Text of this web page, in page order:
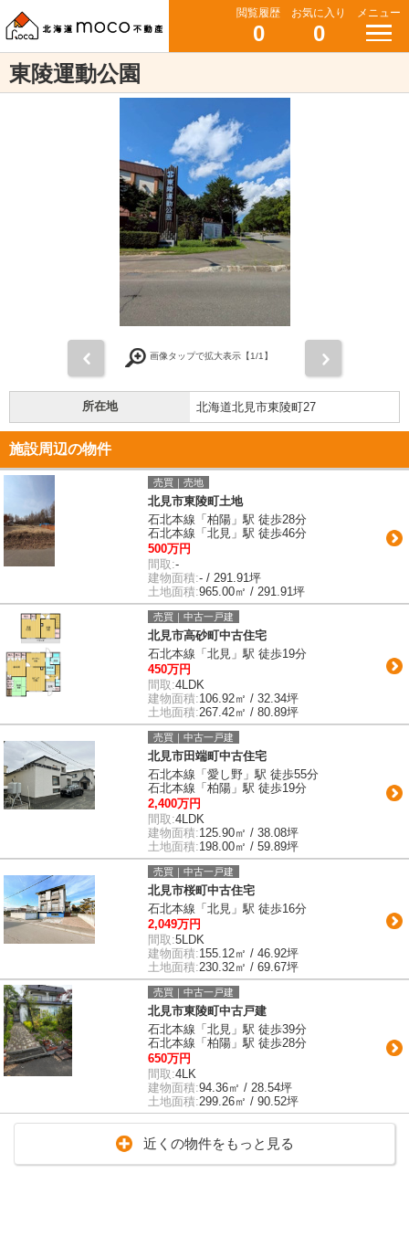
閲覧履歴
0
お気に入り
0
メニュー
東陵運動公園
画像タップで拡大表示【1/1】
所在地 北海道北見市東陵町27
施設周辺の物件
売買｜売地
北見市東陵町土地
石北本線「柏陽」駅 徒歩28分
石北本線「北見」駅 徒歩46分
500万円
間取:-
建物面積:- / 291.91坪
土地面積:965.00㎡ / 291.91坪
売買｜中古一戸建
北見市高砂町中古住宅
石北本線「北見」駅 徒歩19分
450万円
間取:4LDK
建物面積:106.92㎡ / 32.34坪
土地面積:267.42㎡ / 80.89坪
売買｜中古一戸建
北見市田端町中古住宅
石北本線「愛し野」駅 徒歩55分
石北本線「柏陽」駅 徒歩19分
2,400万円
間取:4LDK
建物面積:125.90㎡ / 38.08坪
土地面積:198.00㎡ / 59.89坪
売買｜中古一戸建
北見市桜町中古住宅
石北本線「北見」駅 徒歩16分
2,049万円
間取:5LDK
建物面積:155.12㎡ / 46.92坪
土地面積:230.32㎡ / 69.67坪
売買｜中古一戸建
北見市東陵町中古戸建
石北本線「北見」駅 徒歩39分
石北本線「柏陽」駅 徒歩28分
650万円
間取:4LK
建物面積:94.36㎡ / 28.54坪
土地面積:299.26㎡ / 90.52坪
近くの物件をもっと見る